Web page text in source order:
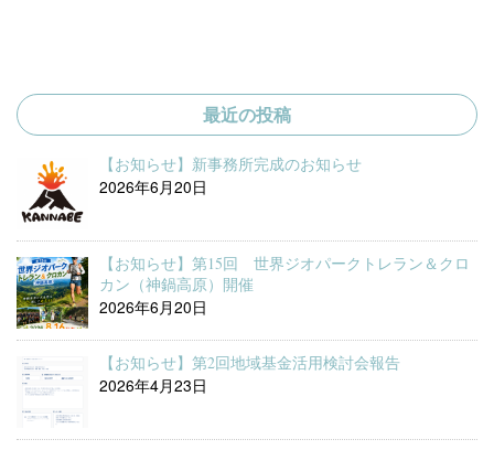
最近の投稿
【お知らせ】新事務所完成のお知らせ
2026年6月20日
【お知らせ】第15回 世界ジオパークトレラン＆クロ
カン（神鍋高原）開催
2026年6月20日
【お知らせ】第2回地域基金活用検討会報告
2026年4月23日